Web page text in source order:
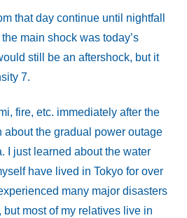
that day continue until nightfall
main shock was today’s
still be an aftershock, but it
7.
fire, etc. immediately after the
about the gradual power outage
I just learned about the water
have lived in Tokyo for over
many major disasters
most of my relatives live in